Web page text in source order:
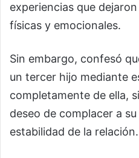
experiencias que
físicas y emocionales.
Sin embargo, confesó
un tercer hijo mediante
completamente de ella,
deseo de complacer a
estabilidad de la relación.